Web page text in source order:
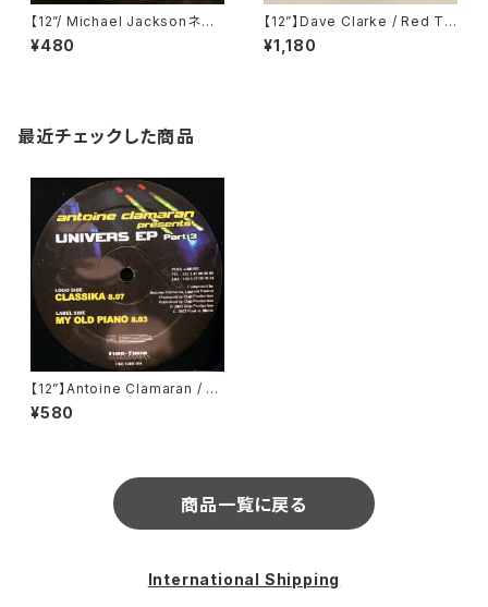
【12”/ Michael Jacksonネタ】
Hervé / Cheap Thrills (Dat
a Records) (DATA189P1)
¥480
【12”】Dave Clarke / Red Th
ree (Deconstruction) (743
21 306991)
¥1,180
最近チェックした商品
【12”】Antoine Clamaran / U
nivers EP Part 3 (Fine-Tun
e Records) (FINE TUNE 00
¥580
商品一覧に戻る
International Shipping